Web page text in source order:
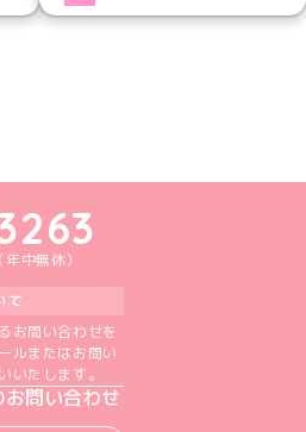
ーみんTikTok公式アカウント
どりーみんX公式アカウント
めいどりーみんInstagram公式アカウント
めいどりーみんFacebook公式アカウン
めいどりーみんYouTube公式アカ
中無休）
て
お問い合わせを
ルまたはお問い
いたします。
問い合わせ